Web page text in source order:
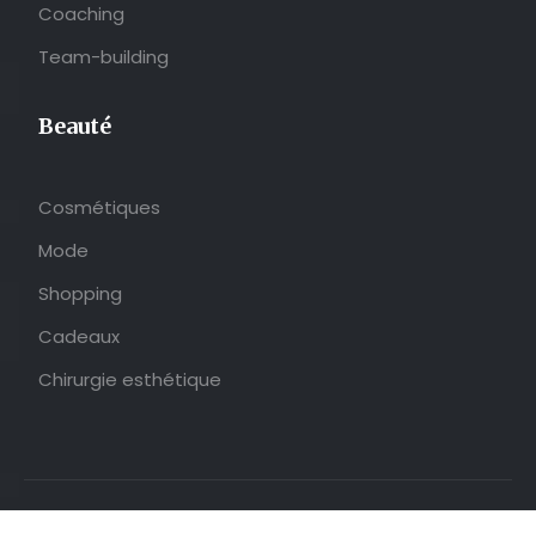
Coaching
Team-building
Beauté
Cosmétiques
Mode
Shopping
Cadeaux
Chirurgie esthétique